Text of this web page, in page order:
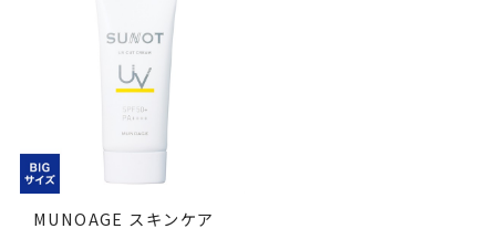
プライバシーポリシー
特定商取引に基づく表記
よくあるご質問
お問い合わせ
RTTGポイント利用規約
MUNOAGE スキンケア